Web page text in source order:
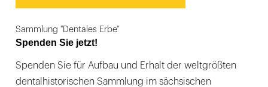
Sammlung "Dentales Erbe"
Spenden Sie jetzt!
Spenden Sie für Aufbau und Erhalt der weltgrößten
dentalhistorischen Sammlung im sächsischen